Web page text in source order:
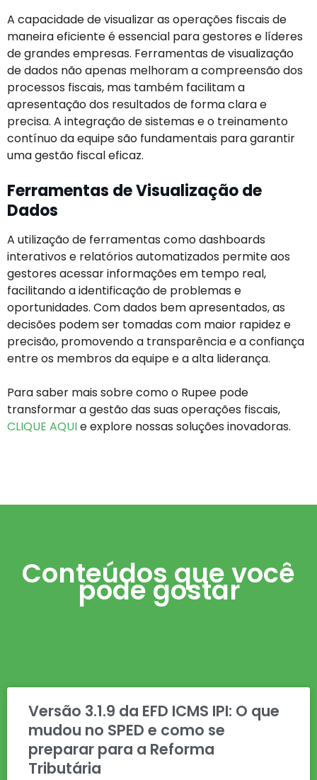
A capacidade de visualizar as operações fiscais de
maneira eficiente é essencial para gestores e líderes
de grandes empresas. Ferramentas de visualização
de dados não apenas melhoram a compreensão dos
processos fiscais, mas também facilitam a
apresentação dos resultados de forma clara e
precisa. A integração de sistemas e o treinamento
contínuo da equipe são fundamentais para garantir
uma gestão fiscal eficaz.
Ferramentas de Visualização de
Dados
A utilização de ferramentas como dashboards
interativos e relatórios automatizados permite aos
gestores acessar informações em tempo real,
facilitando a identificação de problemas e
oportunidades. Com dados bem apresentados, as
decisões podem ser tomadas com maior rapidez e
precisão, promovendo a transparência e a confiança
entre os membros da equipe e a alta liderança.
Para saber mais sobre como o Rupee pode
transformar a gestão das suas operações fiscais,
CLIQUE AQUIe explore nossas soluções inovadoras.
Conteúdos que você
pode gostar
Versão 3.1.9 da EFD ICMS IPI: O que
mudou no SPED e como se
preparar para a Reforma
Tributária